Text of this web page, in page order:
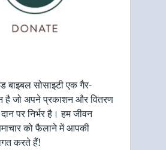
बाइबल सोसाइटी एक गैर-
है जो अपने प्रकाशन और वितरण
पर निर्भर है। हम जीवन
को फैलाने में आपकी
करते हैं!